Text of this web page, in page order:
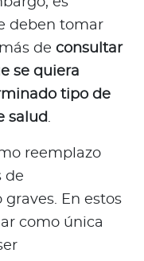
deben tomar
de consultar
se quiera
tipo de
salud.
reemplazo
de
En estos
como única